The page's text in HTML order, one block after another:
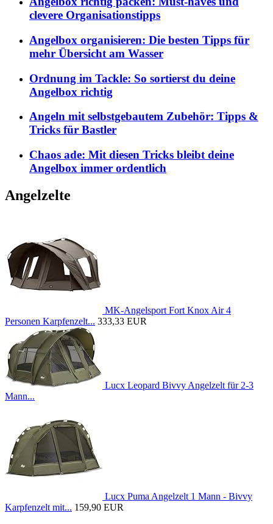
clevere Organisationstipps
Angelbox organisieren: Die besten Tipps für
mehr Übersicht am Wasser
Ordnung im Tackle: So sortierst du deine
Angelbox richtig
Angeln mit selbstgebautem Zubehör: Tipps &
Tricks für Bastler
Chaos ade: Mit diesen Tricks bleibt deine
Angelbox immer ordentlich
Angelzelte
MK-Angelsport Fort Knox Air 4
Personen Karpfenzelt... 333,33 EUR
Lucx Leopard Bivvy Angelzelt für 2-3
Mann...
Lucx Puma Angelzelt 1 Mann - Bivvy
Karpfenzelt mit... 159,90 EUR